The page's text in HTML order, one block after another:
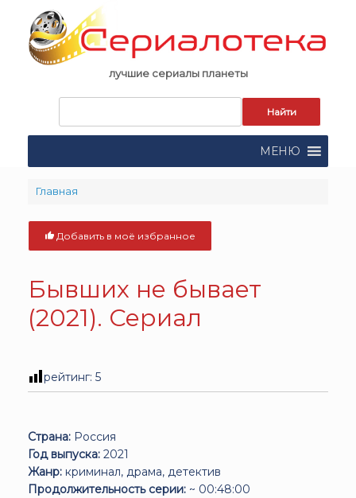
content
лучшие сериалы планеты
поиска:
МЕНЮ
Главная
Добавить в моё избранное
Бывших не бывает
(2021). Сериал
рейтинг: 5
Страна: Россия
Год выпуска: 2021
Жанр: криминал, драма, детектив
Продолжительность серии: ~ 00:48:00